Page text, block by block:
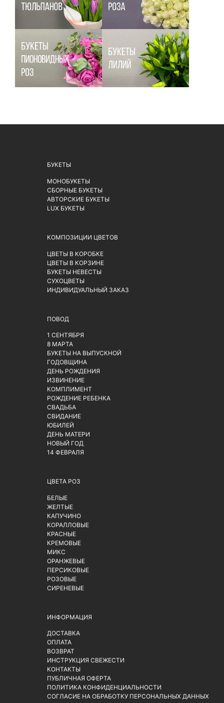
БУКЕТЫ
МОНОБУКЕТЫ
СБОРНЫЕ БУКЕТЫ
АВТОРСКИЕ БУКЕТЫ
LUX БУКЕТЫ
КОМПОЗИЦИИ ЦВЕТОВ
ЦВЕТЫ В КОРОБКЕ
ЦВЕТЫ В КОРЗИНЕ
БУКЕТЫ НЕВЕСТЫ
СУХОЦВЕТЫ
ИНДИВИДУАЛЬНЫЙ ЗАКАЗ
ПОВОД
1 СЕНТЯБРЯ
8 МАРТА
БУКЕТЫ НА ВЫПУСКНОЙ
ГОДОВЩИНА
ДЕНЬ РОЖДЕНИЯ
ИЗВИНЕНИЕ
КОМПЛИМЕНТ
РОЖДЕНИЕ РЕБЕНКА
СВАДЬБА
СВИДАНИЕ
ЮБИЛЕЙ
ДЕНЬ МАТЕРИ
НОВЫЙ ГОД
14 ФЕВРАЛЯ
ЦВЕТА РОЗ
БЕЛЫЕ
ЖЕЛТЫЕ
КАПУЧИНО
КОРАЛЛОВЫЕ
КРАСНЫЕ
КРЕМОВЫЕ
МИКС
ОРАНЖЕВЫЕ
ПЕРСИКОВЫЕ
РОЗОВЫЕ
СИРЕНЕВЫЕ
ИНФОРМАЦИЯ
ДОСТАВКА
ОПЛАТА
ВОЗВРАТ
ИНСТРУКЦИЯ СВЕЖЕСТИ
КОНТАКТЫ
ПУБЛИЧНАЯ ОФЕРТА
ПОЛИТИКА КОНФИДЕНЦИАЛЬНОСТИ
СОГЛАСИЕ НА ОБРАБОТКУ ПЕРСОНАЛЬНЫХ ДАННЫХ